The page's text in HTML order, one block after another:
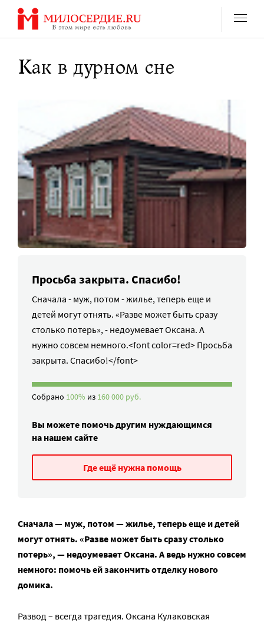
Перейти
содержанию
Как в дурном сне
Просьба закрыта. Спасибо!
Сначала - муж, потом - жилье, теперь еще и
детей могут отнять. «Разве может быть сразу
столько потерь», - недоумевает Оксана. А
нужно совсем немного.<font color=red> Просьба
закрыта. Спасибо!</font>
Собрано 100% из 160 000 руб.
Вы можете помочь другим нуждающимся
на нашем сайте
Где ещё нужна помощь
Сначала — муж, потом — жилье, теперь еще и детей
могут отнять. «Разве может быть сразу столько
потерь», — недоумевает Оксана. А ведь нужно совсем
немного: помочь ей закончить отделку нового
домика.
Развод – всегда трагедия. Оксана Кулаковская